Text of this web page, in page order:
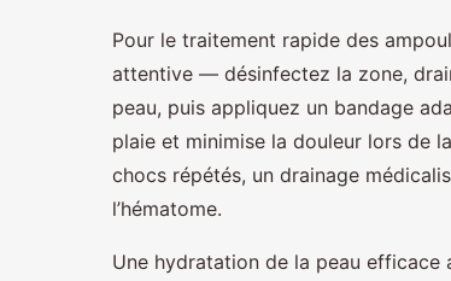
Pour le traitement rapide des
attentive — désinfectez la zone,
peau, puis appliquez un bandage
plaie et minimise la douleur lors de
chocs répétés, un drainage
l’hématome.
Une hydratation de la peau efficace